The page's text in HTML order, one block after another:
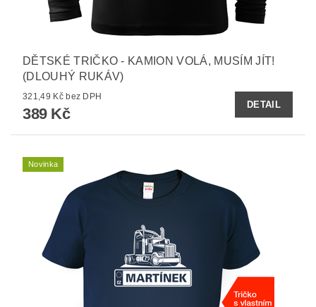
DĚTSKÉ TRIČKO - KAMION VOLÁ, MUSÍM JÍT!
(DLOUHÝ RUKÁV)
321,49 Kč bez DPH
389 Kč
DETAIL
Novinka